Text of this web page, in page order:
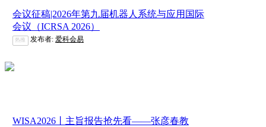
会议征稿|2026年第九届机器人系统与应用国际
会议（ICRSA 2026）
热推 发布者: 爱科会易
WISA2026丨主旨报告抢先看——张彦春教